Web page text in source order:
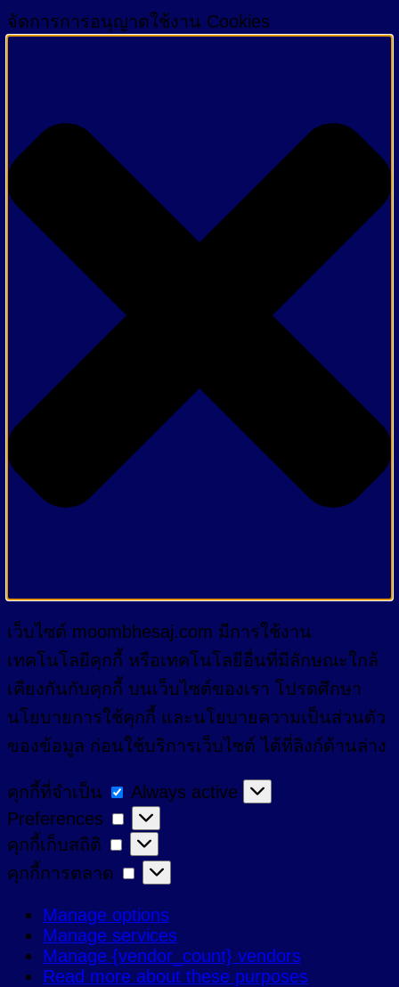
จัดการการอนุญาตใช้งาน Cookies
เว็บไซต์ moombhesaj.com มีการใช้งาน
เทคโนโลยีคุกกี้ หรือเทคโนโลยีอื่นที่มีลักษณะใกล้
เคียงกันกับคุกกี้ บนเว็บไซต์ของเรา โปรดศึกษา
นโยบายการใช้คุกกี้ และนโยบายความเป็นส่วนตัว
ของข้อมูล ก่อนใช้บริการเว็บไซต์ ได้ที่ลิงก์ด้านล่าง
คุกกี้ที่จำเป็น
คุกกี้
ที่
จำเป็น
Always active
Preferences
Preferences
คุกกี้เก็บสถิติ
คุกกี้
เก็บ
คุกกี้การตลาด
คุกกี้
ตลาด
Manage options
Manage services
Manage {vendor_count} vendors
Read more about these purposes